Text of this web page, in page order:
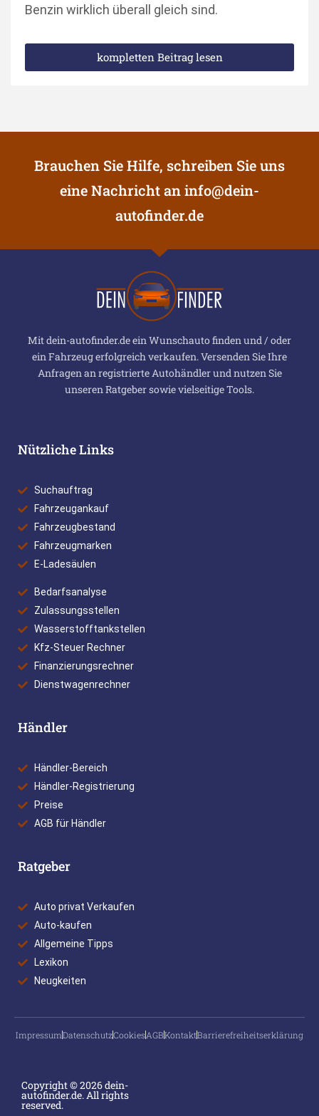
Benzin wirklich überall gleich sind.
kompletten Beitrag lesen
Brauchen Sie Hilfe, schreiben Sie uns
eine Nachricht aninfo@dein-
autofinder.de
Mit dein-autofinder.de ein Wunschauto finden und / oder
ein Fahrzeug erfolgreich verkaufen. Versenden Sie Ihre
Anfragen an registrierte Autohändler und nutzen Sie
unseren Ratgeber sowie vielseitige Tools.
Nützliche Links
Suchauftrag
Fahrzeugankauf
Fahrzeugbestand
Fahrzeugmarken
E-Ladesäulen
Bedarfsanalyse
Zulassungsstellen
Wasserstofftankstellen
Kfz-Steuer Rechner
Finanzierungsrechner
Dienstwagenrechner
Händler
Händler-Bereich
Händler-Registrierung
Preise
AGB für Händler
Ratgeber
Auto privat Verkaufen
Auto-kaufen
Allgemeine Tipps
Lexikon
Neugkeiten
ImpressumDatenschutzCookiesAGBKontaktBarrierefreiheitserklärung
Copyright © 2026 dein-
autofinder.de. All rights
reserved.